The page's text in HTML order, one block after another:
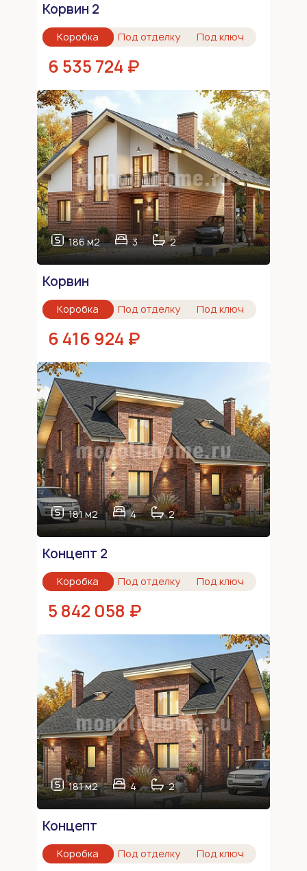
Корвин 2
Коробка Под отделку Под ключ
6 535 724 ₽
186 м2 3 2
Корвин
Коробка Под отделку Под ключ
6 416 924 ₽
181 м2 4 2
Концепт 2
Коробка Под отделку Под ключ
5 842 058 ₽
181 м2 4 2
Концепт
Коробка Под отделку Под ключ